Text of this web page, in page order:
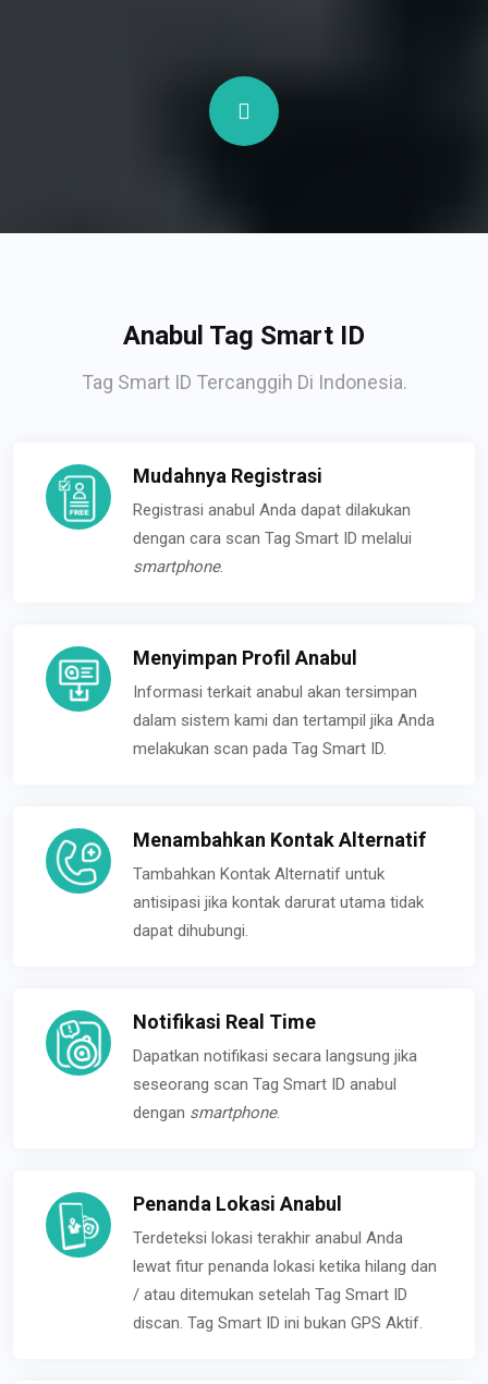
Anabul Tag Smart ID
Tag Smart ID Tercanggih Di Indonesia.
Mudahnya Registrasi
Registrasi anabul Anda dapat dilakukan
dengan cara scan Tag Smart ID melalui
smartphone.
Menyimpan Profil Anabul
Informasi terkait anabul akan tersimpan
dalam sistem kami dan tertampil jika Anda
melakukan scan pada Tag Smart ID.
Menambahkan Kontak Alternatif
Tambahkan Kontak Alternatif untuk
antisipasi jika kontak darurat utama tidak
dapat dihubungi.
Notifikasi Real Time
Dapatkan notifikasi secara langsung jika
seseorang scan Tag Smart ID anabul
dengan smartphone.
Penanda Lokasi Anabul
Terdeteksi lokasi terakhir anabul Anda
lewat fitur penanda lokasi ketika hilang dan
/ atau ditemukan setelah Tag Smart ID
discan. Tag Smart ID ini bukan GPS Aktif.